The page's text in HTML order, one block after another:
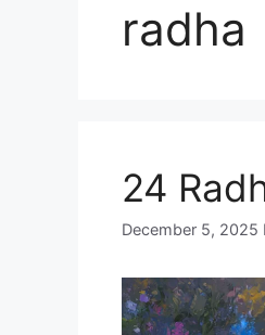
radha
24
December 5, 2025